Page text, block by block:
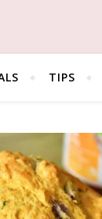
TIPS